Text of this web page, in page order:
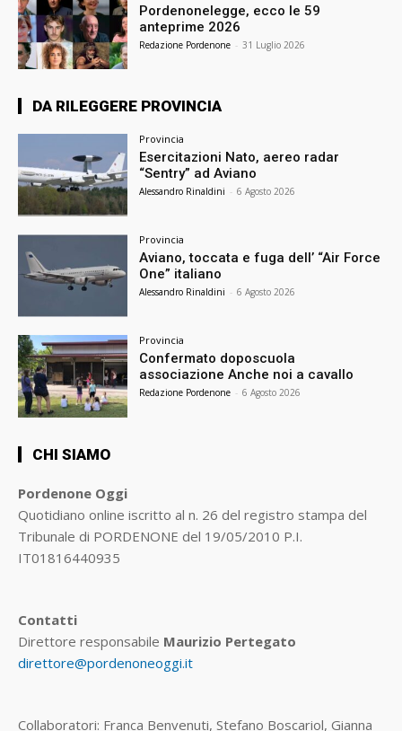
Pordenonelegge, ecco le 59
anteprime 2026
Redazione Pordenone - 31 Luglio 2026
DA RILEGGERE PROVINCIA
Provincia
Esercitazioni Nato, aereo radar
“Sentry” ad Aviano
Alessandro Rinaldini - 6 Agosto 2026
Provincia
Aviano, toccata e fuga dell’ “Air Force
One” italiano
Alessandro Rinaldini - 6 Agosto 2026
Provincia
Confermato doposcuola
associazione Anche noi a cavallo
Redazione Pordenone - 6 Agosto 2026
CHI SIAMO
Pordenone Oggi
Quotidiano online iscritto al n. 26 del registro stampa del
Tribunale di PORDENONE del 19/05/2010 P.I.
IT01816440935
Contatti
Direttore responsabile Maurizio Pertegato
direttore@pordenoneoggi.it
Collaboratori: Franca Benvenuti, Stefano Boscariol, Gianna